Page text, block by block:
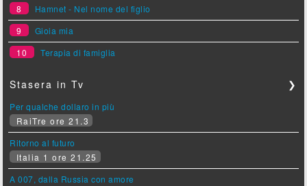
8
Hamnet - Nel nome del figlio
9
Gioia mia
10
Terapia di famiglia
Stasera in Tv ❯
Per qualche dollaro in più
RaiTre ore 21.3
Ritorno al futuro
Italia 1 ore 21.25
A 007, dalla Russia con amore